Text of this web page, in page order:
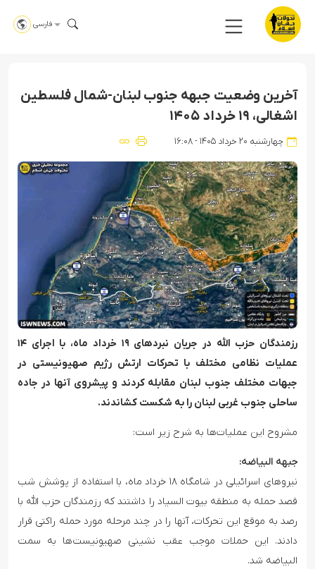
فارسی
آخرین وضعیت جبهه جنوب لبنان-شمال فلسطین
اشغالی، ۱۹ خرداد ۱۴۰۵
چهارشنبه ۲۰ خرداد ۱۴۰۵ - ۱۶:۰۸
رزمندگان حزب الله در جریان نبردهای ۱۹ خرداد ماه، با اجرای ۱۴
عملیات نظامی مختلف با تحرکات ارتش رژیم صهیونیستی در
جبهات مختلف جنوب لبنان مقابله کردند و پیشروی آنها در جاده
ساحلی جنوب غربی لبنان را به شکست کشاندند‌.
مشروح این عملیات‌ها به شرح زیر است:
جبهه البیاضه:
نیروهای اسرائیلی در شامگاه ۱۸ خرداد ماه، با استفاده از پوشش شب
قصد حمله به منطقه بیوت السیاد را داشتند که رزمندگان حزب الله با
رصد به موقع این تحرکات، آنها را در چند مرحله مورد حمله راکتی قرار
دادند. این حملات موجب عقب نشینی صهیونیست‌ها به سمت
البیاضه شد.